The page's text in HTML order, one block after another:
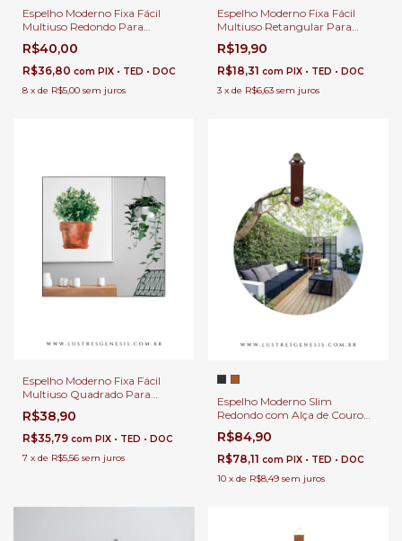
Espelho Moderno Fixa Fácil
Multiuso Redondo Para
Banheiro, Penteadeira, Salão de
Beleza e Lojas
R$40,00
R$36,80 com PIX • TED • DOC
8 x de R$5,00 sem juros
Espelho Moderno Fixa Fácil
Multiuso Retangular Para
Banheiro, Penteadeira, Salão de
Beleza e Lojas
R$19,90
R$18,31 com PIX • TED • DOC
3 x de R$6,63 sem juros
Espelho Moderno Fixa Fácil
Multiuso Quadrado Para
Banheiro, Penteadeira, Salão de
Beleza e Lojas
R$38,90
R$35,79 com PIX • TED • DOC
7 x de R$5,56 sem juros
Espelho Moderno Slim
Redondo com Alça de Couro
Para Banheiro, Penteadeira,
Salão de Beleza e Lojas
R$84,90
R$78,11 com PIX • TED • DOC
10 x de R$8,49 sem juros